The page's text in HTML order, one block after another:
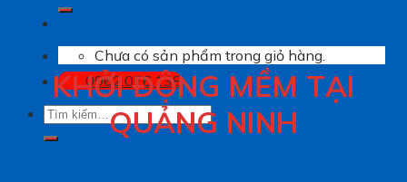
Chưa có sản phẩm trong giỏ hàng.
0962.076.138
Tìm
KHỞI ĐỘNG MỀM TẠI
QUẢNG NINH